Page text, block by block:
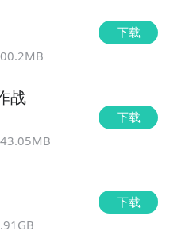
载
以看到当天所有进行开
将进行测试的游戏，有
绍，玩家们可以在这里
领
载
下载
战
下载
下载